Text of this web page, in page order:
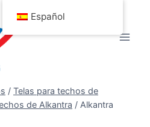
/ Telas para techos de
de Alkantra / Alkantra
Español